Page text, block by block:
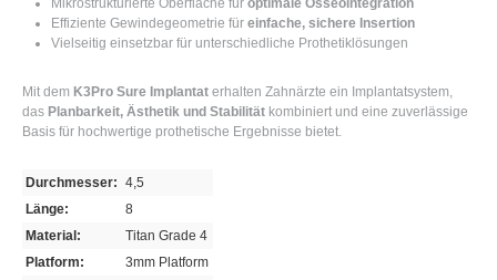
Mikrostrukturierte Oberfläche für optimale Osseointegration
Effiziente Gewindegeometrie für einfache, sichere Insertion
Vielseitig einsetzbar für unterschiedliche Prothetiklösungen
Mit dem K3Pro Sure Implantat erhalten Zahnärzte ein Implantatsystem,
das Planbarkeit, Ästhetik und Stabilität kombiniert und eine zuverlässige
Basis für hochwertige prothetische Ergebnisse bietet.
Durchmesser: 4,5
Länge:
8
Material:
Titan Grade 4
Platform:
3mm Platform